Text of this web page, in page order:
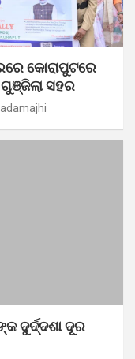
କୋରାପୁଟରେ
ଗୁଞ୍ଜିଲା ସହର
ଦୁର୍ଦ୍ଦଶା ଦୂର